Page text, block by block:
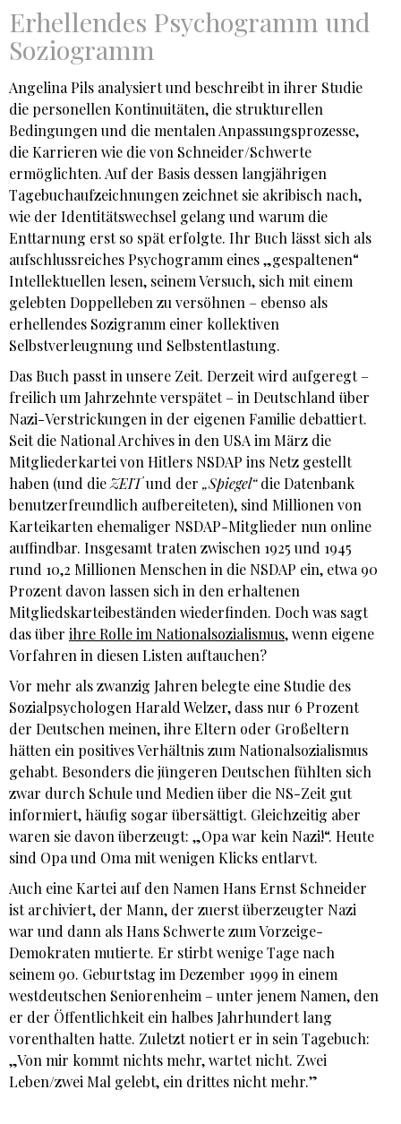
Erhellendes Psychogramm und
Soziogramm
Angelina Pils analysiert und beschreibt in ihrer Studie
die personellen Kontinuitäten, die strukturellen
Bedingungen und die mentalen Anpassungsprozesse,
die Karrieren wie die von Schneider/Schwerte
ermöglichten. Auf der Basis dessen langjährigen
Tagebuchaufzeichnungen zeichnet sie akribisch nach,
wie der Identitätswechsel gelang und warum die
Enttarnung erst so spät erfolgte. Ihr Buch lässt sich als
aufschlussreiches Psychogramm eines „gespaltenen“
Intellektuellen lesen, seinem Versuch, sich mit einem
gelebten Doppelleben zu versöhnen – ebenso als
erhellendes Sozigramm einer kollektiven
Selbstverleugnung und Selbstentlastung.
Das Buch passt in unsere Zeit. Derzeit wird aufgeregt –
freilich um Jahrzehnte verspätet – in Deutschland über
Nazi-Verstrickungen in der eigenen Familie debattiert.
Seit die National Archives in den USA im März die
Mitgliederkartei von Hitlers NSDAP ins Netz gestellt
haben (und dieZEITund der „Spiegel“die Datenbank
benutzerfreundlich aufbereiteten), sind Millionen von
Karteikarten ehemaliger NSDAP-Mitglieder nun online
auffindbar. Insgesamt traten zwischen 1925 und 1945
rund 10,2 Millionen Menschen in die NSDAP ein, etwa 90
Prozent davon lassen sich in den erhaltenen
Mitgliedskarteibeständen wiederfinden. Doch was sagt
das über ihre Rolle im Nationalsozialismus, wenn eigene
Vorfahren in diesen Listen auftauchen?
Vor mehr als zwanzig Jahren belegte eine Studie des
Sozialpsychologen Harald Welzer, dass nur 6 Prozent
der Deutschen meinen, ihre Eltern oder Großeltern
hätten ein positives Verhältnis zum Nationalsozialismus
gehabt. Besonders die jüngeren Deutschen fühlten sich
zwar durch Schule und Medien über die NS-Zeit gut
informiert, häufig sogar übersättigt. Gleichzeitig aber
waren sie davon überzeugt: „Opa war kein Nazi!“. Heute
sind Opa und Oma mit wenigen Klicks entlarvt.
Auch eine Kartei auf den Namen Hans Ernst Schneider
ist archiviert, der Mann, der zuerst überzeugter Nazi
war und dann als Hans Schwerte zum Vorzeige-
Demokraten mutierte. Er stirbt wenige Tage nach
seinem 90. Geburtstag im Dezember 1999 in einem
westdeutschen Seniorenheim – unter jenem Namen, den
er der Öffentlichkeit ein halbes Jahrhundert lang
vorenthalten hatte. Zuletzt notiert er in sein Tagebuch:
„Von mir kommt nichts mehr, wartet nicht. Zwei
Leben/zwei Mal gelebt, ein drittes nicht mehr.”